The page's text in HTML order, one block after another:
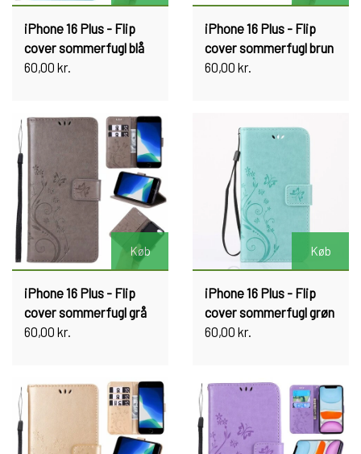
iPhone 16 Plus - Flip
cover sommerfugl blå
60,00 kr.
iPhone 16 Plus - Flip
cover sommerfugl brun
60,00 kr.
Køb
iPhone 16 Plus - Flip
cover sommerfugl grå
60,00 kr.
Køb
iPhone 16 Plus - Flip
cover sommerfugl grøn
60,00 kr.